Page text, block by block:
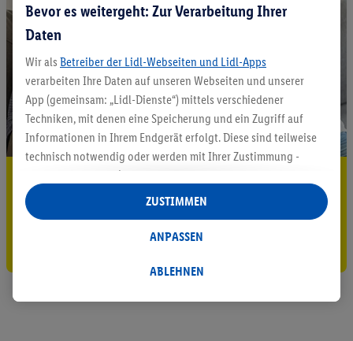
5.95 € Versand sparen³²ᵃ
Jetzt zum Newsletter anmelden
Gutschein sichern!
Bevor es weitergeht: Zur Verarbeitung Ihrer
Daten
Wir als Betreiber der Lidl-Webseiten und Lidl-Apps
verarbeiten Ihre Daten auf unseren Webseiten und unserer
App (gemeinsam: „Lidl-Dienste“) mittels verschiedener
Techniken, mit denen eine Speicherung und ein Zugriff auf
Informationen in Ihrem Endgerät erfolgt. Diese sind teilweise
technisch notwendig oder werden mit Ihrer Zustimmung -
auch durch Partner (u.a.
Verantwortliche; im Zusammenhang mit dem IAB TCF
insgesamt
Statistik-Erstellung oder für personalisierte Werbung
Datenverarbeitungen für personalisierte Werbung werden
ABLEHNEN
ANPASSEN
ZUSTIMMEN